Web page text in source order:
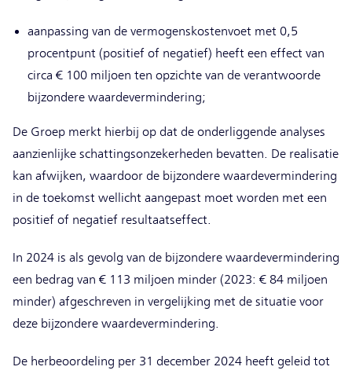
aanpassing van de vermogenskostenvoet met 0,5
procentpunt (positief of negatief) heeft een effect van
circa € 100 miljoen ten opzichte van de verantwoorde
bijzondere waardevermindering;
De Groep merkt hierbij op dat de onderliggende analyses
aanzienlijke schattingsonzekerheden bevatten. De realisatie
kan afwijken, waardoor de bijzondere waardevermindering
in de toekomst wellicht aangepast moet worden met een
positief of negatief resultaatseffect.
In 2024 is als gevolg van de bijzondere waardevermindering
een bedrag van € 113 miljoen minder (2023: € 84 miljoen
minder) afgeschreven in vergelijking met de situatie voor
deze bijzondere waardevermindering.
De herbeoordeling per 31 december 2024 heeft geleid tot